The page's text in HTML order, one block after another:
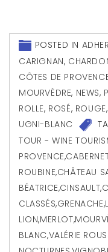
POSTED IN
CARIGNAN,
CÔTES DE
MOURVÈDRE, NEWS,
ROLLE, ROSÉ, ROUGE,
UGNI-BLANC
TOUR - WINE
PROVENCE,
ROUBINE,CHÂTEAU
BÉATRICE,CINSAULT,
CLASSÉS,GRENACHE,
LION,MERLOT,
BLANC,VALÉRIE